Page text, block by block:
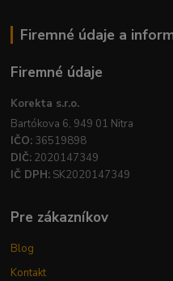
Firemné údaje a
Firemné údaje
Korekta s.r.o.
Bartókova 6, 949 01 Nitra
IČO: 36519898
DIČ: 2020147349
IČ DPH: SK2020147349
Pre zákazníkov
Blog
Kontakt